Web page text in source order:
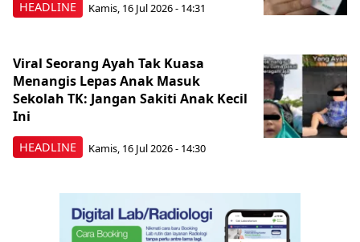
HEADLINE Kamis, 16 Jul 2026 - 14:31
HEADLINE
Viral Seorang Ayah Tak Kuasa
Menangis Lepas Anak Masuk
Sekolah TK: Jangan Sakiti Anak Kecil
Ini
Kamis, 16 Jul 2026 - 14:30